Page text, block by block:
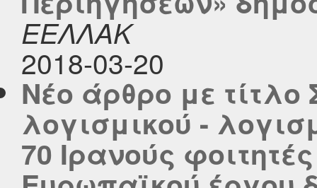
ΕΕΛΛΑΚ
2018-03-20
Νέο άρθρο με τίτλο
λογισμικού -
70 Ιρανούς